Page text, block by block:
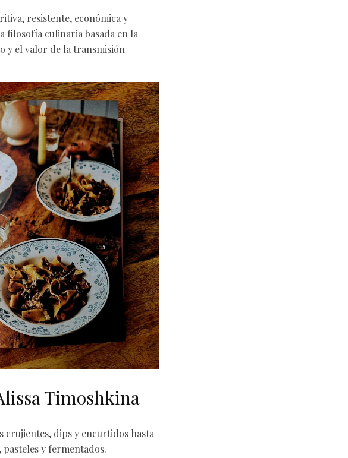
resistente, económica y
filosofía culinaria basada en la
y el valor de la transmisión
Timoshkina
crujientes, dips y encurtidos hasta
y fermentados.